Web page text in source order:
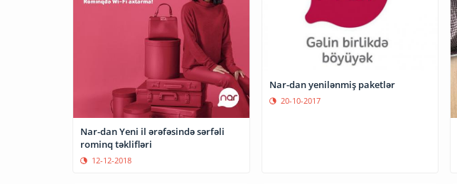
Nar-dan Yeni il ərəfəsində sərfəli
rominq təklifləri
12-12-2018
Nar-dan yenilənmiş paketlər
20-10-2017